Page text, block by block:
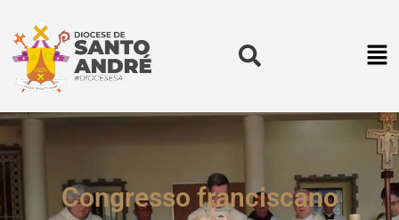
Congresso franciscano